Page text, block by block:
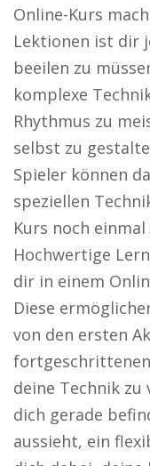
Online-Kurs
Lektionen ist dir
beeilen zu
komplexe
Rhythmus zu
selbst zu
Spieler können
speziellen
Kurs noch
Hochwertige
dir in einem
Diese
von den ersten
deine Technik zu
dich gerade
aussieht, ein